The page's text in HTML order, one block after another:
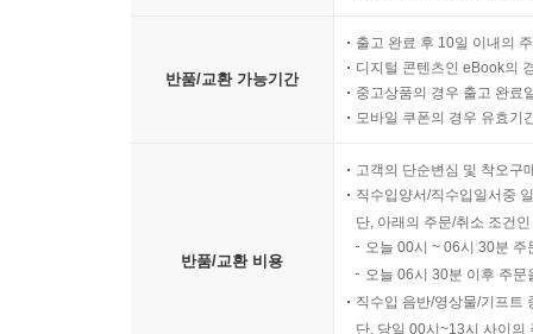
반품/교환 가능기간
출고 완료 후 10일 이내의
디지털 콘텐츠인 eBook의
중고상품의 경우 출고 완료
모바일 쿠폰의 경우 유효기
반품/교환 비용
고객의 단순변심 및 착오구
직수입양서/직수입일서중
단, 아래의 주문/취소 조건
오늘 00시 ~ 06시 30분
오늘 06시 30분 이후 주
직수입 음반/영상물/기프트
단, 당일 00시~13시 사이의